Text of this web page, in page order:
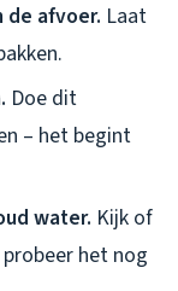
de afvoer. Laat
Doe dit
– het begint
water. Kijk of
het nog